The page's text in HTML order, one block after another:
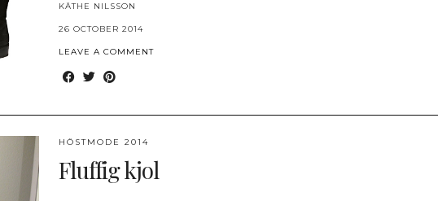
KÄTHE NILSSON
26 OCTOBER 2014
LEAVE A COMMENT
HÖSTMODE 2014
Fluffig kjol